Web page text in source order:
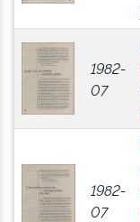
1982-
07
1982-
07